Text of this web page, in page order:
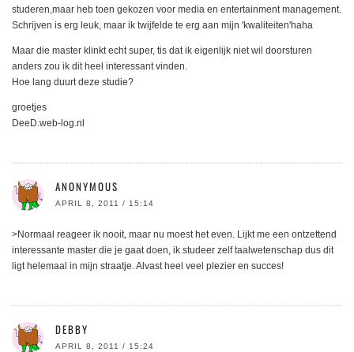
studeren,maar heb toen gekozen voor media en entertainment management.
Schrijven is erg leuk, maar ik twijfelde te erg aan mijn 'kwaliteiten'haha
Maar die master klinkt echt super, tis dat ik eigenlijk niet wil doorsturen
anders zou ik dit heel interessant vinden.
Hoe lang duurt deze studie?
groetjes
DeeD.web-log.nl
ANONYMOUS
APRIL 8, 2011 / 15:14
>Normaal reageer ik nooit, maar nu moest het even. Lijkt me een ontzettend
interessante master die je gaat doen, ik studeer zelf taalwetenschap dus dit
ligt helemaal in mijn straatje. Alvast heel veel plezier en succes!
DEBBY
APRIL 8, 2011 / 15:24